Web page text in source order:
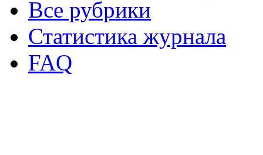
Все рубрики
Статистика журнала
FAQ